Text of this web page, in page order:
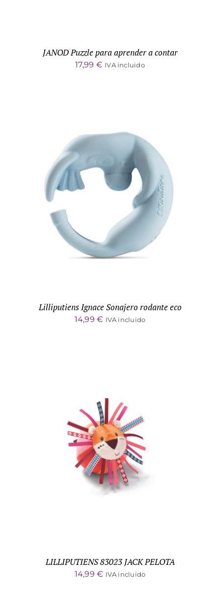
JANOD Puzzle para aprender a contar
17,99 € IVA incluido
ADD TO CART / DETALLES
Lilliputiens Ignace Sonajero rodante eco
14,99€ IVA incluido
ADD TO CART / DETALLES
LILLIPUTIENS 83023 JACK PELOTA
14,99€ IVA incluido